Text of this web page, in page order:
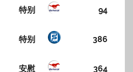
特别 94
特别 386
安慰 364